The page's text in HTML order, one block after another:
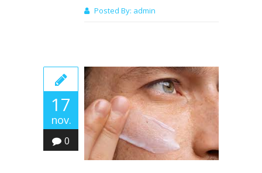
Posted By: admin
17
nov.
0